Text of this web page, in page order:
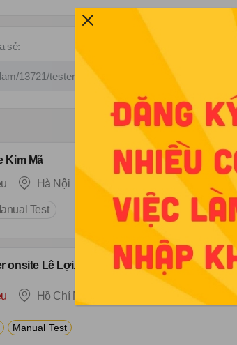
sẻ:
Kim Mã
Hà Nội
Test
onsite Lê Lợi, Phường Sài Gòn
Hồ Chí Minh
Manual Test